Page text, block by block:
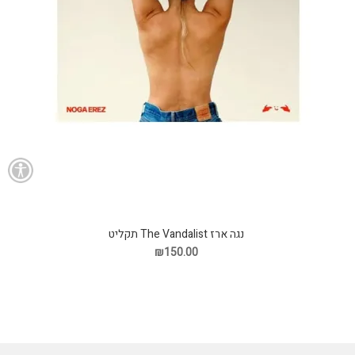
נגה ארז The Vandalist תקליט
₪150.00